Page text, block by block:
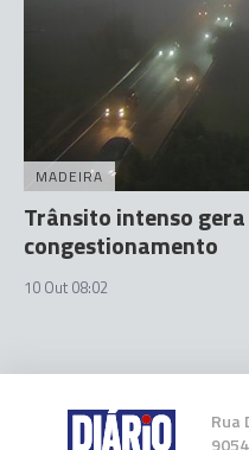
MADEIRA
Trânsito intenso
congestionamento
10 Out 08:02
Rua